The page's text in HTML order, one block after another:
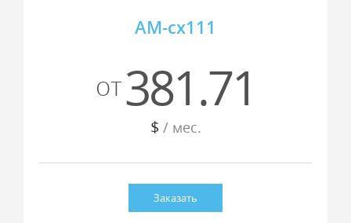
AM-cx111
от381.71
$ / мес.
Заказать